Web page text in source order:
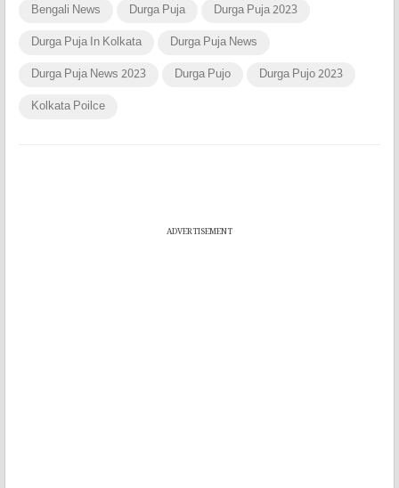
Bengali News Durga Puja Durga Puja 2023
Durga Puja In Kolkata Durga Puja News
Durga Puja News 2023 Durga Pujo Durga Pujo 2023
Kolkata Poilce
ADVERTISEMENT